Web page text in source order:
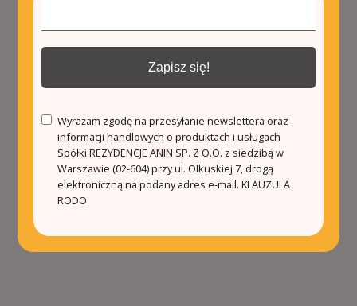
Zapisz się!
Wyrażam zgodę na przesyłanie newslettera oraz
informacji handlowych o produktach i usługach
Spółki REZYDENCJE ANIN SP. Z O.O. z siedzibą w
Warszawie (02-604) przy ul. Olkuskiej 7, drogą
elektroniczną na podany adres e-mail.KLAUZULA
RODO